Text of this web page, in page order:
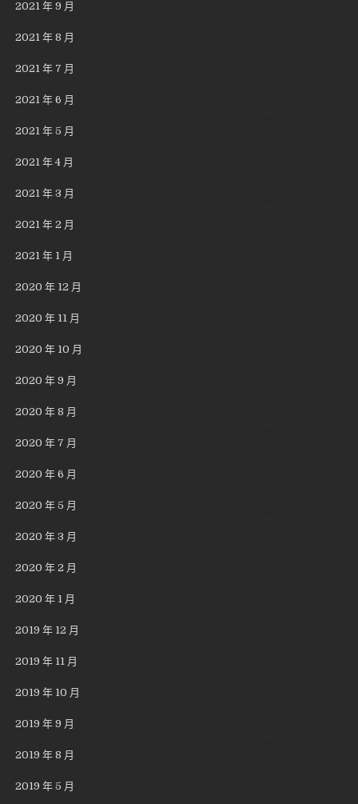
2021 年 9 月
2021 年 8 月
2021 年 7 月
2021 年 6 月
2021 年 5 月
2021 年 4 月
2021 年 3 月
2021 年 2 月
2021 年 1 月
2020 年 12 月
2020 年 11 月
2020 年 10 月
2020 年 9 月
2020 年 8 月
2020 年 7 月
2020 年 6 月
2020 年 5 月
2020 年 3 月
2020 年 2 月
2020 年 1 月
2019 年 12 月
2019 年 11 月
2019 年 10 月
2019 年 9 月
2019 年 8 月
2019 年 5 月